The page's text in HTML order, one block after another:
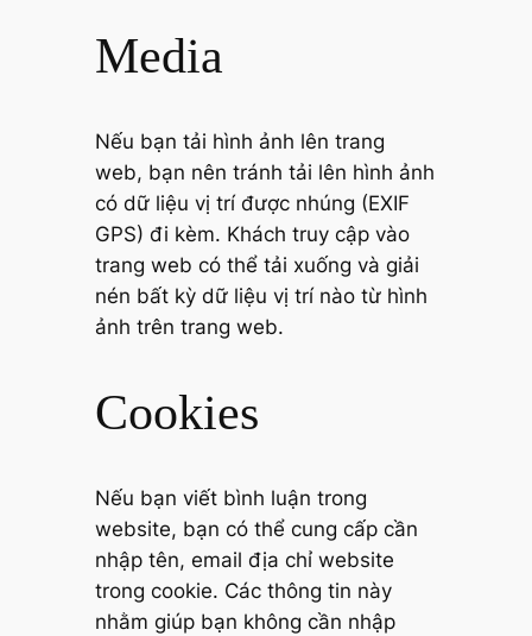
Media
Nếu bạn tải hình ảnh lên trang
web, bạn nên tránh tải lên hình ảnh
có dữ liệu vị trí được nhúng (EXIF
GPS) đi kèm. Khách truy cập vào
trang web có thể tải xuống và giải
nén bất kỳ dữ liệu vị trí nào từ hình
ảnh trên trang web.
Cookies
Nếu bạn viết bình luận trong
website, bạn có thể cung cấp cần
nhập tên, email địa chỉ website
trong cookie. Các thông tin này
nhằm giúp bạn không cần nhập